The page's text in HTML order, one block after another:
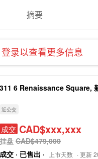
摘要
登录以查看更多信息